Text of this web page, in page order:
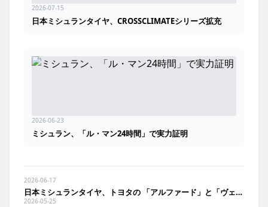
2026-07-15
日本ミシュランタイヤ、CROSSCLIMATEシリーズ拡充
2026-06-23
ミシュラン、「ル・マン24時間」で実力証明
2026-06-17
日本ミシュランタイヤ、トヨタの 「アルファード」と「ヴェルファイア」に純正装着
2026-05-25